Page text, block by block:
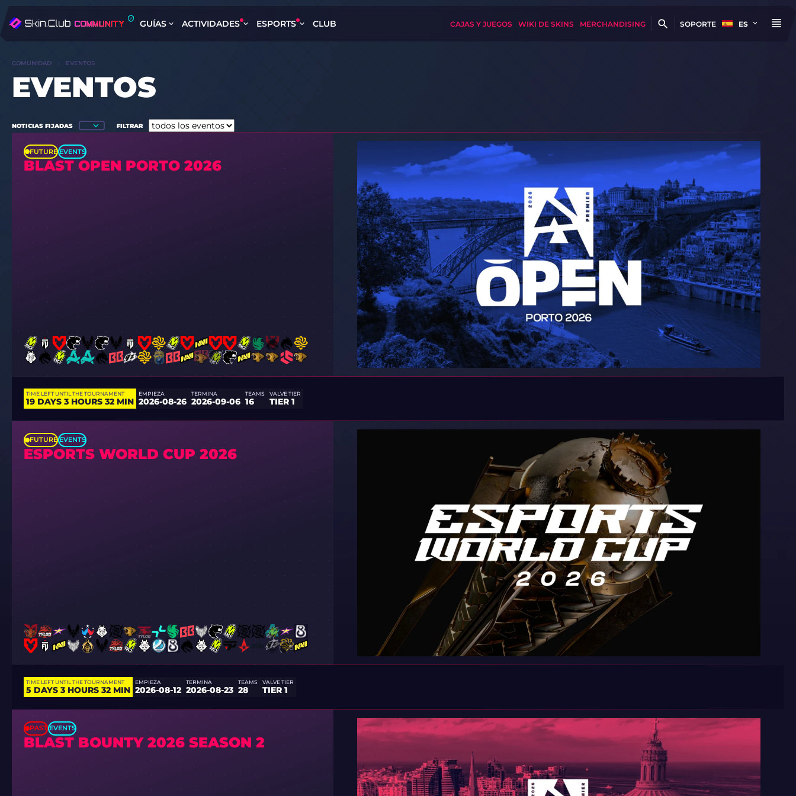
GUÍAS ACTIVIDADES ESPORTS CLUB CAJAS Y JUEGOS WIKI DE SKINS MERCHANDISING SOPORTE ES
COMUNIDAD EVENTOS
EVENTOS
NOTICIAS FIJADAS FILTRAR
FUTURE EVENTS
BLAST OPEN PORTO 2026
TIME LEFT UNTIL THE TOURNAMENT
19 DAYS 3 HOURS 32 MIN
EMPIEZA
2026-08-26
TERMINA
2026-09-06
TEAMS
16
VALVE TIER
TIER 1
FUTURE EVENTS
ESPORTS WORLD CUP 2026
TIME LEFT UNTIL THE TOURNAMENT
5 DAYS 3 HOURS 32 MIN
EMPIEZA
2026-08-12
TERMINA
2026-08-23
TEAMS
28
VALVE TIER
TIER 1
PAST EVENTS
BLAST BOUNTY 2026 SEASON 2